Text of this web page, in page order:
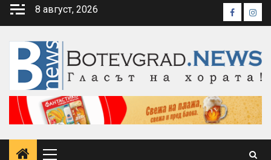
Skip
8 август, 2026 Facebook